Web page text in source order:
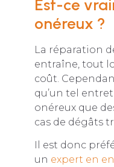
Est-ce
onéreux ?
La réparation
entraîne, tout
coût.
qu’un tel
onéreux que
cas de dégâts
Il est donc
un expert en